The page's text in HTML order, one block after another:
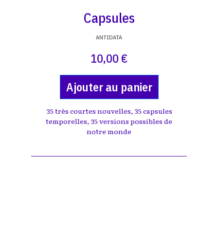
Capsules
ANTIDATA
10,00 €
Ajouter au panier
35 très courtes nouvelles, 35 capsules
temporelles, 35 versions possibles de
notre monde